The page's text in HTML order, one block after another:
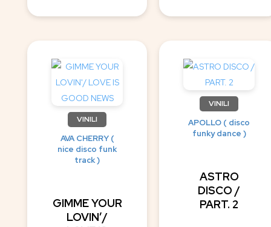
VINILI
AVA CHERRY (
nice disco funk
track )
GIMME YOUR
LOVIN’/
VINILI
APOLLO ( disco
funky dance )
ASTRO
DISCO /
PART. 2